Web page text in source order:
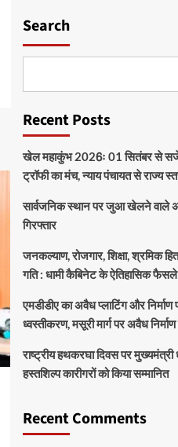
Search
Recent Posts
खेल महाकुंभ 2026ः 01 सितंबर से
ट्रॉफी का मंच, न्याय पंचायत से राज्य
सार्वजनिक स्थान पर जुआ खेलने वाले
गिरफ्तार
जनकल्याण, रोजगार, शिक्षा, श्रमिक
गति : धामी कैबिनेट के ऐतिहासिक फैसले
एमडीडीए का अवैध प्लाटिंग और निर्माण
ध्वस्तीकरण, मसूरी मार्ग पर अवैध
राष्ट्रीय हथकरघा दिवस पर
हस्तशिल्प कारीगरों को किया सम्मानित
Recent Comments